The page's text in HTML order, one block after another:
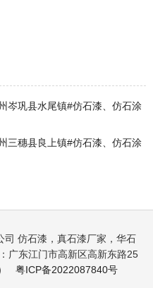
岑巩县水尾镇#仿石漆、仿石涂
三穗县良上镇#仿石漆、仿石涂
仿石漆，真石漆厂家，华石
广东江门市高新区高新东路25
粤ICP备2022087840号